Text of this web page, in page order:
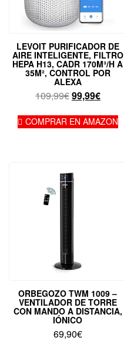
LEVOIT PURIFICADOR DE
AIRE INTELIGENTE, FILTRO
HEPA H13, CADR 170M³/H A
35M², CONTROL POR
ALEXA
109,99€El
original
99,99€El
actual
COMPRAR EN AMAZON
ORBEGOZO TWM 1009 –
VENTILADOR DE TORRE
CON MANDO A DISTANCIA,
IÓNICO
69,90€